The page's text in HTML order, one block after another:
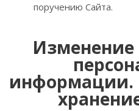
поручению Сайта.
Изменение
информации.